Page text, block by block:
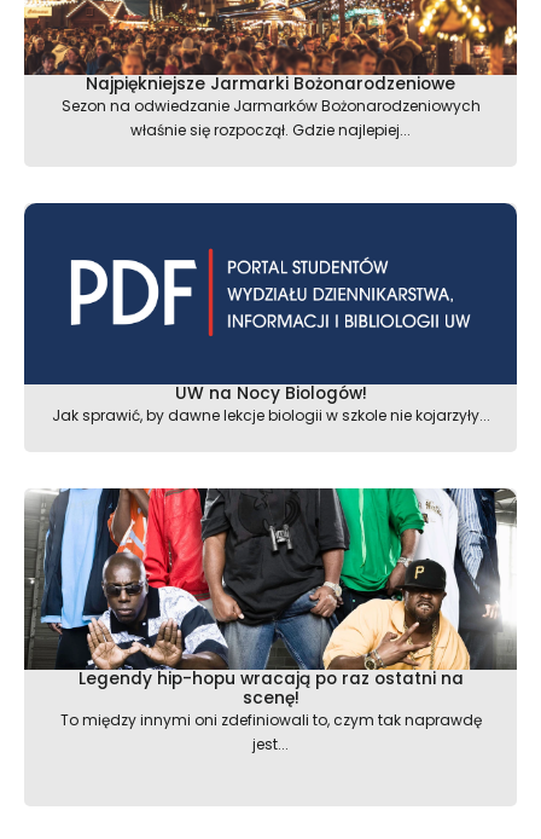
Najpiękniejsze Jarmarki Bożonarodzeniowe
Sezon na odwiedzanie Jarmarków Bożonarodzeniowych
właśnie się rozpoczął. Gdzie najlepiej...
UW na Nocy Biologów!
Jak sprawić, by dawne lekcje biologii w szkole nie kojarzyły...
Legendy hip-hopu wracają po raz ostatni na
scenę!
To między innymi oni zdefiniowali to, czym tak naprawdę
jest...